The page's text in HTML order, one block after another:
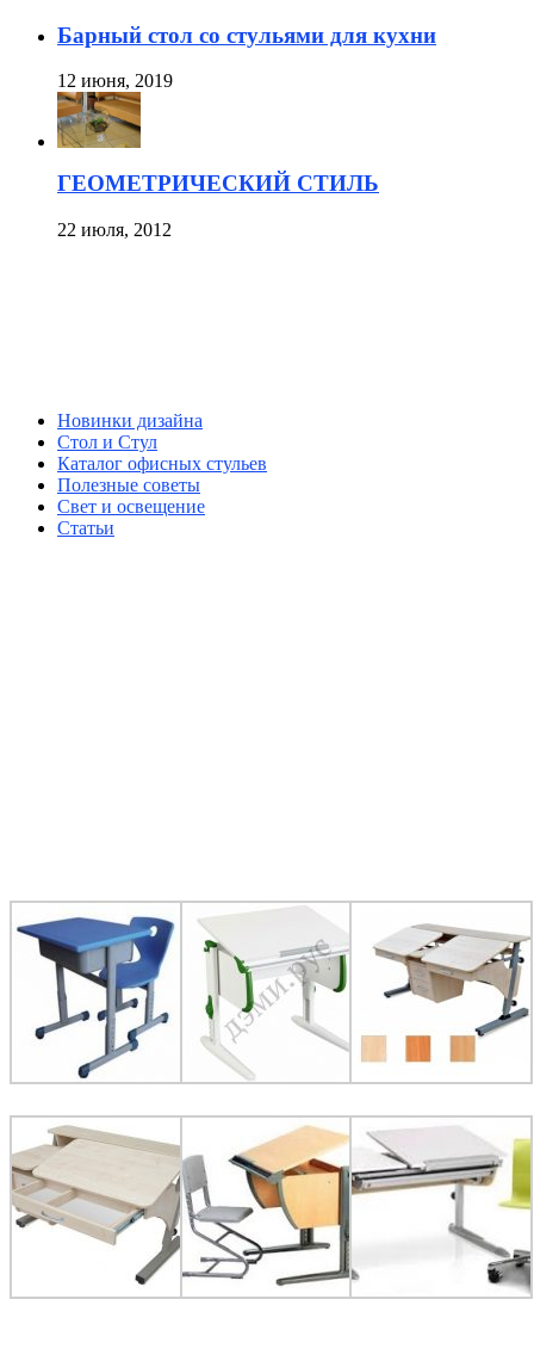
Барный стол со стульями для кухни
12 июня, 2019
ГЕОМЕТРИЧЕСКИЙ СТИЛЬ
22 июля, 2012
Новинки дизайна
Стол и Стул
Каталог офисных стульев
Полезные советы
Свет и освещение
Статьи